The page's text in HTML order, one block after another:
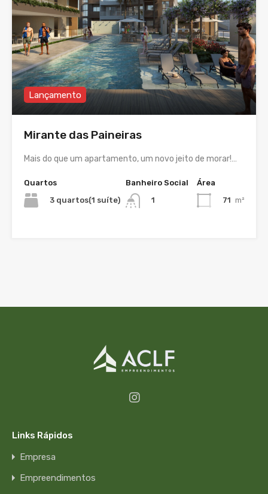
Lançamento
Mirante das Paineiras
Mais do que um apartamento, um novo jeito de morar!…
Quartos
3 quartos(1 suíte)
Banheiro Social
1
Área
71 m²
Links Rápidos
Empresa
Empreendimentos